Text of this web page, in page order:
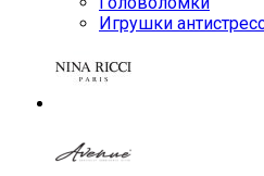
Игрушки